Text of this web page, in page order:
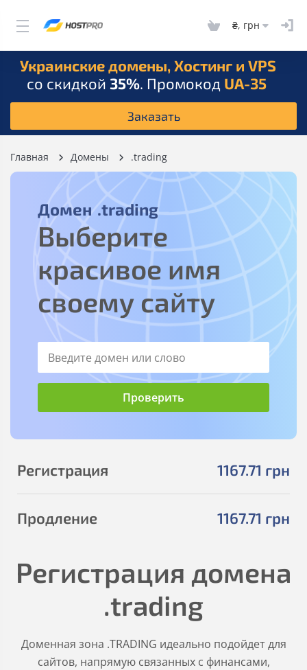
₴, грн
Украинские домены, Хостинг и VPS
со скидкой 35%. Промокод UA-35
Заказать
Главная Домены .trading
Домен .trading
Выберите
красивое имя
своему сайту
1167.71 грн
Регистрация
1167.71 грн
Продление
Регистрация домена
.trading
Доменная зона .TRADING идеально подойдет для
сайтов, напрямую связанных с финансами,